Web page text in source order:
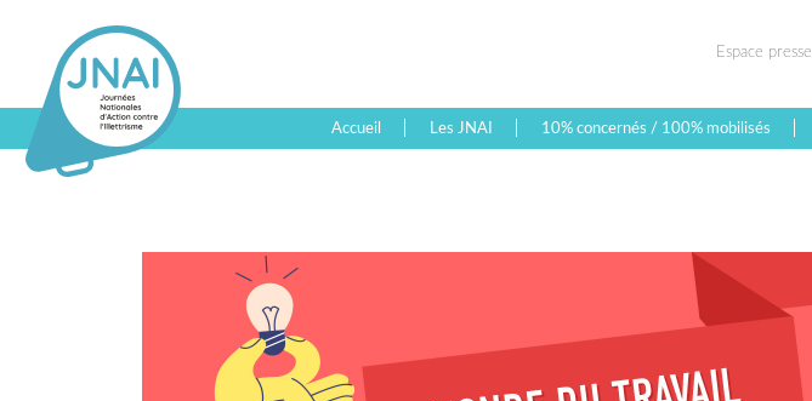
Espace presse
Accueil Les JNAI 10% concernés / 100% mobilisés